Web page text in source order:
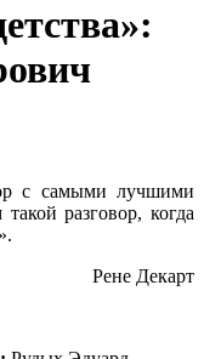
с самыми лучшими
разговор, когда
Рене Декарт